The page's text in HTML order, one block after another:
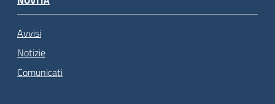
Avvisi
Notizie
Comunicati